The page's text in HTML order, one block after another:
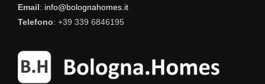
Email: info@bolognahomes.it
Telefono: +39 339 6846195